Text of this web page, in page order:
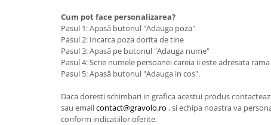
Cum pot face personalizarea?
Pasul 1: Apasă butonul "Adauga poza"
Pasul 2: Incarca poza dorita de tine
Pasul 3: Apasă pe butonul "Adauga nume"
Pasul 4: Scrie numele persoanei careia ii este adresata
Pasul 5: Apasă butonul "Adauga in cos".
Daca doresti schimbari in grafica acestui produs
sau emailcontact@gravolo.ro , si echipa noastra va
conform indicatiilor oferite.